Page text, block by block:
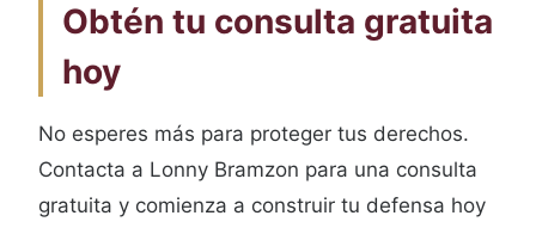
Obtén tu consulta gratuita
hoy
No esperes más para proteger tus derechos.
Contacta a Lonny Bramzon para una consulta
gratuita y comienza a construir tu defensa hoy